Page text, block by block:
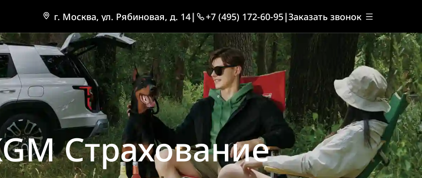
г. Москва, ул. Рябиновая, д. 14| +7 (495) 172-60-95|Заказать звонок
Cтрахование